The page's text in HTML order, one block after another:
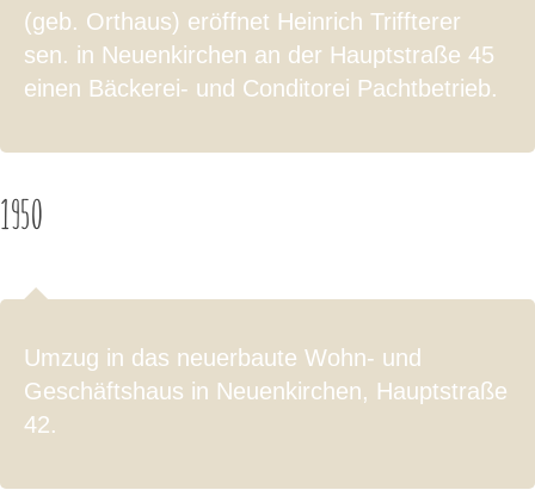
(geb. Orthaus) eröffnet Heinrich Triffterer
sen. in Neuenkirchen an der Hauptstraße 45
einen Bäckerei- und Conditorei Pachtbetrieb.
1950
Umzug in das neuerbaute Wohn- und
Geschäftshaus in Neuenkirchen, Hauptstraße
42.